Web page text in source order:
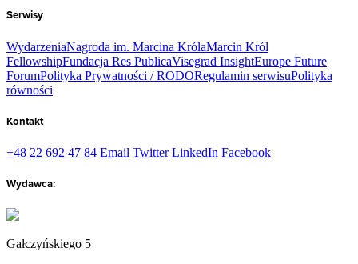
Serwisy
WydarzeniaNagroda im. Marcina KrólaMarcin Król
FellowshipFundacja Res PublicaVisegrad InsightEurope Future
ForumPolityka Prywatności / RODORegulamin serwisuPolityka
równości
Kontakt
+48 22 692 47 84 Email Twitter LinkedIn Facebook
Wydawca:
Gałczyńskiego 5